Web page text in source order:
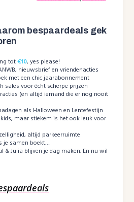
bespaardeals gek
tot€10, yes please!
nieuwsbrief en vriendenacties
met een chic jaarabonnement
sales voor écht scherpe prijzen
(en altijd iemand die er nog nooit
als Halloween en Lentefestijn
maar stiekem is het ook leuk voor
altijd parkeerruimte
je samen boekt…
& Julia blijven je dag maken. En nu wil